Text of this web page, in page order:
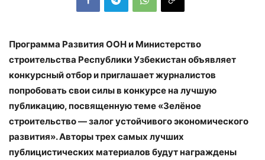
Программа Развития ООН и Министерство
строительства Республики Узбекистан объявляет
конкурсный отбор и приглашает журналистов
попробовать свои силы в конкурсе на лучшую
публикацию, посвященную теме «Зелёное
строительство — залог устойчивого экономического
развития». Авторы трех самых лучших
публицистических материалов будут награждены